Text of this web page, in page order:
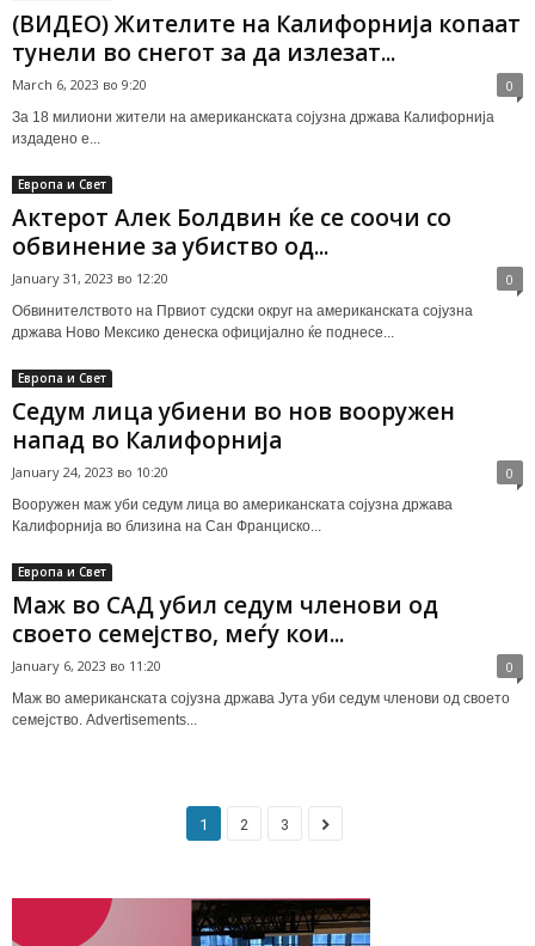
(ВИДЕО) Жителите на Калифорнија копаат
тунели во снегот за да излезат...
March 6, 2023 во 9:20 0
За 18 милиони жители на американската сојузна држава Калифорнија
издадено е...
Европа и Свет
Актерот Алек Болдвин ќе се соочи со
обвинение за убиство од...
January 31, 2023 во 12:20 0
Обвинителството на Првиот судски округ на американската сојузна
држава Ново Мексико денеска официјално ќе поднесе...
Европа и Свет
Седум лица убиени во нов вооружен
напад во Калифорнија
January 24, 2023 во 10:20 0
Вооружен маж уби седум лица во американската сојузна држава
Калифорнија во близина на Сан Франциско...
Европа и Свет
Маж во САД убил седум членови од
своето семејство, меѓу кои...
January 6, 2023 во 11:20 0
Маж во американската сојузна држава Јута уби седум членови од своето
семејство. Advertisements...
1 2 3